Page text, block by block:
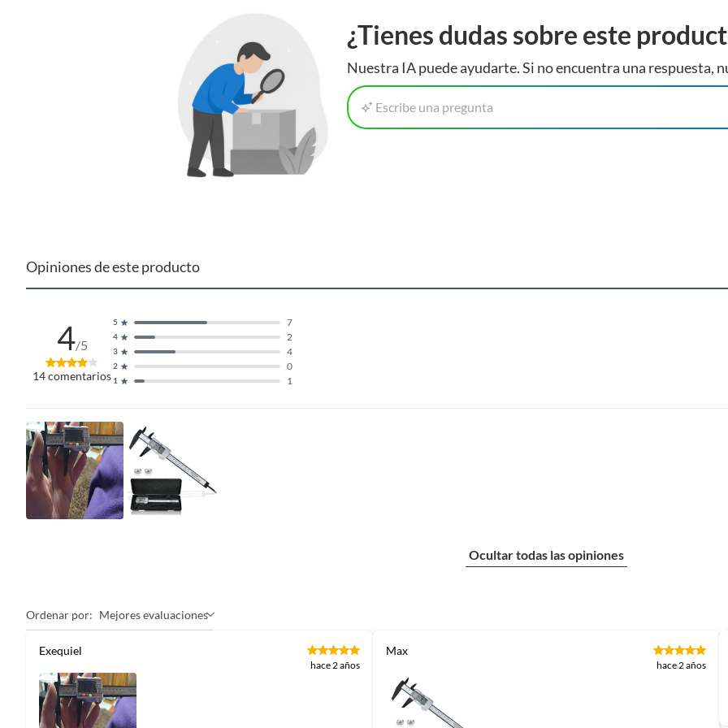
calibre digital, pie de rey digital, medidor digital 0-150mm, calibre vernier, calibrador profesional. precisión 0.1mm, material PA66, con estuche, conversión pulgadas mm, 4 modos medición,
batería LR44, apagado automático. carpintería, joyería, bricolaje, mecánica, taller, herramientas de medición, profesional. calibre digital profesional con estuche 150mm, pie de rey
electrónico 0.1mm, calibrador de fibra de carbono PA66, herramienta de medición de precisión para taller, calibre digital para carpintería y joyería.
¿Tienes dudas sobre este
Nuestra IA puede ayudarte. Si no encuentra una respuesta,
Escribe una pregunta
Opiniones de este producto
4/5
14comentarios 1 1
2 0
3 4
4 2
5 7
Ocultar todas las opiniones
Ordenar por: Mejores evaluaciones
Exequiel
hace 2 años
Max
hace 2 años